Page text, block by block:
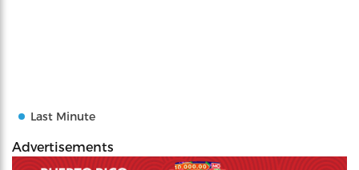
Last Minute
Advertisements